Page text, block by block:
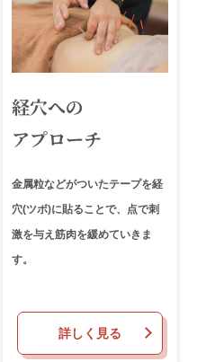
経穴への
アプローチ
金属粒などがついたテープを経
穴(ツボ)に貼ることで、点で刺
激を与え筋肉を緩めていきま
す。
詳しく見る